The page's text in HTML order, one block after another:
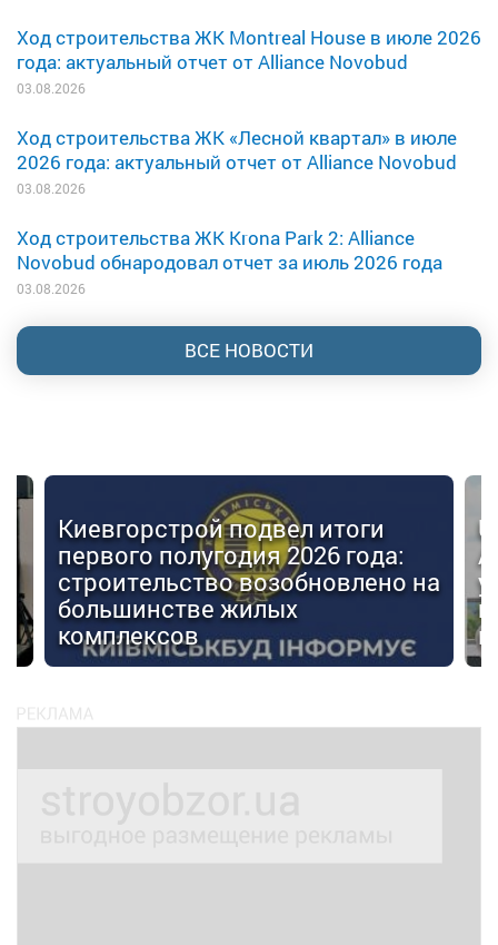
Ход строительства ЖК Montreal House в июле 2026
года: актуальный отчет от Alliance Novobud
03.08.2026
Ход строительства ЖК «Лесной квартал» в июле
2026 года: актуальный отчет от Alliance Novobud
03.08.2026
Ход строительства ЖК Krona Park 2: Alliance
Novobud обнародовал отчет за июль 2026 года
03.08.2026
ВСЕ НОВОСТИ
Киевгорстрой подвел итоги
первого полугодия 2026 года:
строительство возобновлено на
большинстве жилых
комплексов